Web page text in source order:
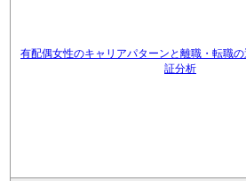
有配偶女性のキャリアパターンと離職・転職
証分析